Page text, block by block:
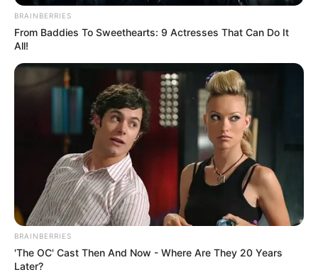
BRAINBERRIES
From Baddies To Sweethearts: 9 Actresses That Can Do It
All!
BRAINBERRIES
'The OC' Cast Then And Now - Where Are They 20 Years
Later?